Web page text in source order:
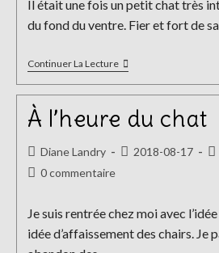
publication :
Il était une fois un petit chat très
du fond du ventre. Fier et fort de
Continuer La LectureMatou
À l’heure du chat
Auteur/autrice
de
Diane Landry
Publication
2018-08-17
Commentaires
publication :
0 commentaire
Je suis rentrée chez moi avec
idée d’affaissement des chairs. Je